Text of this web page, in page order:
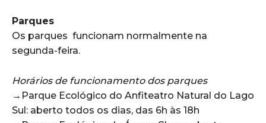
Parques
Os parques funcionam normalmente na
segunda-feira.
Horários de funcionamento dos parques
→Parque Ecológico do Anfiteatro Natural do Lago
Sul: aberto todos os dias, das 6h às 18h